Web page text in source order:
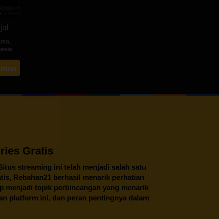
,
Gratis
streaming ini telah menjadi salah satu
Rebahan21berhasil menarik perhatian
menjadi topik perbincangan yang menarik
platform ini, dan peran pentingnya dalam